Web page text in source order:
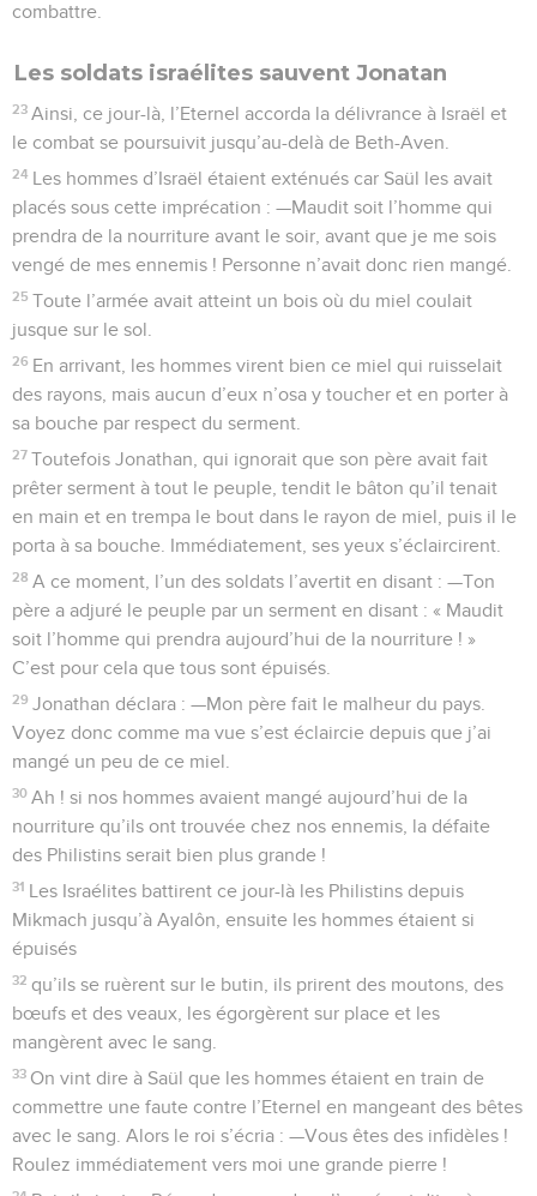
combattre.
Les soldats israélites sauvent Jonatan
23 Ainsi, ce jour-là, l’Eternel accorda la délivrance à Israël et
le combat se poursuivit jusqu’au-delà de Beth-Aven.
24 Les hommes d’Israël étaient exténués car Saül les avait
placés sous cette imprécation : —Maudit soit l’homme qui
prendra de la nourriture avant le soir, avant que je me sois
vengé de mes ennemis ! Personne n’avait donc rien mangé.
25 Toute l’armée avait atteint un bois où du miel coulait
jusque sur le sol.
26 En arrivant, les hommes virent bien ce miel qui ruisselait
des rayons, mais aucun d’eux n’osa y toucher et en porter à
sa bouche par respect du serment.
27 Toutefois Jonathan, qui ignorait que son père avait fait
prêter serment à tout le peuple, tendit le bâton qu’il tenait
en main et en trempa le bout dans le rayon de miel, puis il le
porta à sa bouche. Immédiatement, ses yeux s’éclaircirent.
28 A ce moment, l’un des soldats l’avertit en disant : —Ton
père a adjuré le peuple par un serment en disant : « Maudit
soit l’homme qui prendra aujourd’hui de la nourriture ! »
C’est pour cela que tous sont épuisés.
29 Jonathan déclara : —Mon père fait le malheur du pays.
Voyez donc comme ma vue s’est éclaircie depuis que j’ai
mangé un peu de ce miel.
30 Ah ! si nos hommes avaient mangé aujourd’hui de la
nourriture qu’ils ont trouvée chez nos ennemis, la défaite
des Philistins serait bien plus grande !
31 Les Israélites battirent ce jour-là les Philistins depuis
Mikmach jusqu’à Ayalôn, ensuite les hommes étaient si
épuisés
32 qu’ils se ruèrent sur le butin, ils prirent des moutons, des
bœufs et des veaux, les égorgèrent sur place et les
mangèrent avec le sang.
33 On vint dire à Saül que les hommes étaient en train de
commettre une faute contre l’Eternel en mangeant des bêtes
avec le sang. Alors le roi s’écria : —Vous êtes des infidèles !
Roulez immédiatement vers moi une grande pierre !